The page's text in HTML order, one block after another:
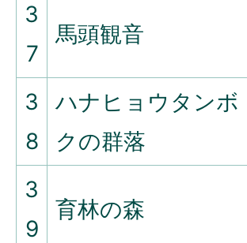
3
7
馬頭観音
3
8
ハナヒョウタンボ
クの群落
3
9
育林の森